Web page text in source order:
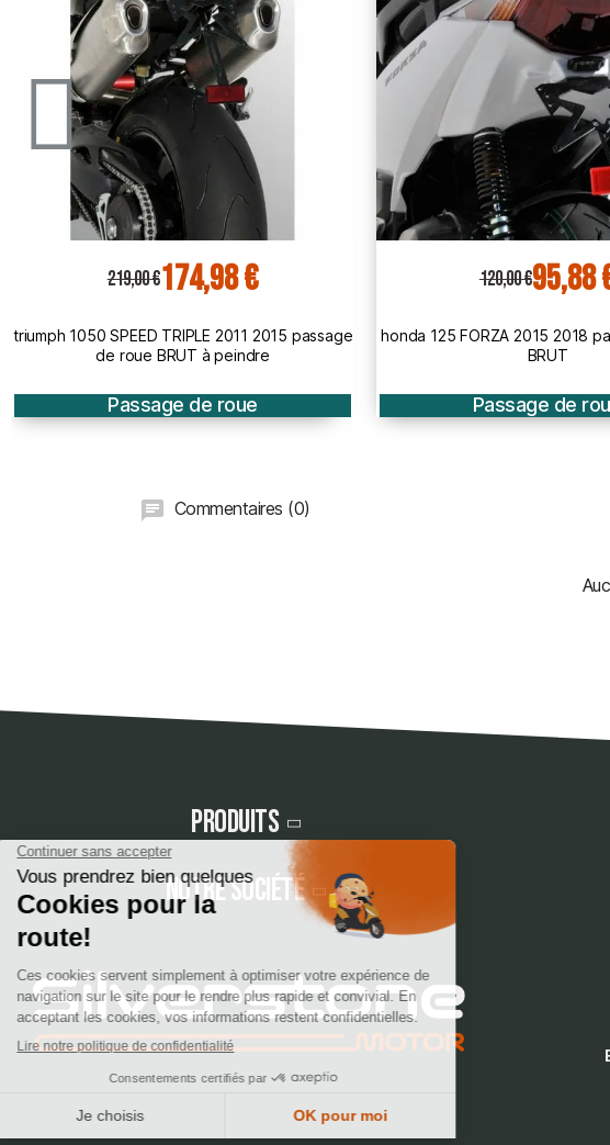
120,00 €95,88 €
honda 125 FORZA 2015 2018 passage de roue
BRUT
Passage de roue
126,00 €100,67
honda PCX 125 2010 à 2013
BRUT
Passage de
Commentaires (0)
Produits
Notre société